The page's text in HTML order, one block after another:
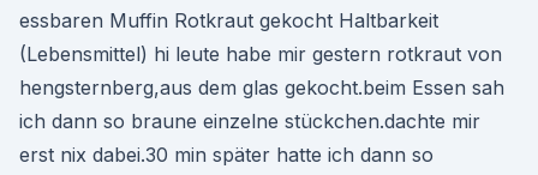
essbaren Muffin Rotkraut gekocht Haltbarkeit
(Lebensmittel) hi leute habe mir gestern rotkraut von
hengsternberg,aus dem glas gekocht.beim Essen sah
ich dann so braune einzelne stückchen.dachte mir
erst nix dabei.30 min später hatte ich dann so